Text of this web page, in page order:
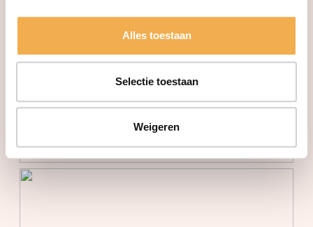
Alles toestaan
Selectie toestaan
Weigeren
het hart van Houten, met alle voorzieningen binnen
handbereik. Geniet van stedelijk comfort en een
moderne leefomgeving.